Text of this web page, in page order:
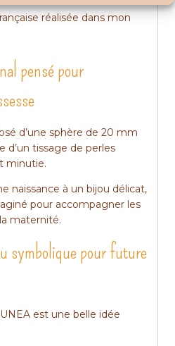
réalisée dans mon
pensé pour
d’une sphère de 20 mm
d’un tissage de perles
minutie.
naissance à un bijou délicat,
pour accompagner les
maternité.
symbolique pour future
est une belle idée